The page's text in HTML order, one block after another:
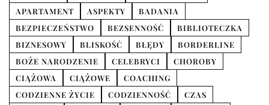
APARTAMENT
ASPEKTY
BADANIA
BEZPIECZEŃSTWO
BEZSENNOŚĆ
BIBLIOTECZKA
BIZNESOWY
BLISKOŚĆ BŁĘDY
BORDERLINE
BOŻE NARODZENIE
CELEBRYCI
CHOROBY
CIĄŻOWA
CIĄŻOWE
COACHING
CODZIENNE ŻYCIE
CODZIENNOŚĆ
CZAS